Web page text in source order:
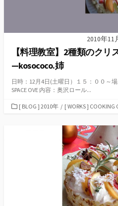
2010年11
【料理教室】2種類のク
—kosococo.姉
日時：12月4日(土曜日）１５：００～場
SPACE OVE 内容：奥沢ロール...
カ[ BLOG ] 2010年 / [ WORKS ] COOKING